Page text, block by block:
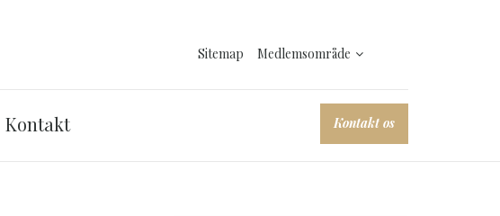
Kontakt os
Kontakt
Sitemap Medlemsområde